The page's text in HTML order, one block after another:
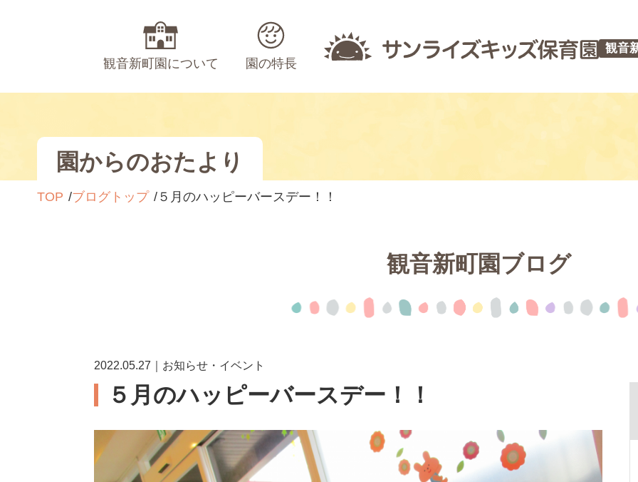
観音新町園について 園の特長
観音
園からのおたより
TOP ブログトップ ５月のハッピーバースデー！！
観音新町園ブログ
2022.05.27｜お知らせ・イベント
５月のハッピーバースデー！！